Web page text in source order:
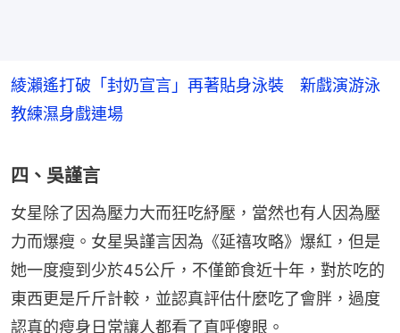
綾瀨遙打破「封奶宣言」再著貼身泳裝 新戲演游泳
教練濕身戲連場
四、吳謹言
女星除了因為壓力大而狂吃紓壓，當然也有人因為壓
力而爆瘦。女星吳謹言因為《延禧攻略》爆紅，但是
她一度瘦到少於45公斤，不僅節食近十年，對於吃的
東西更是斤斤計較，並認真評估什麼吃了會胖，過度
認真的瘦身日常讓人都看了直呼傻眼。